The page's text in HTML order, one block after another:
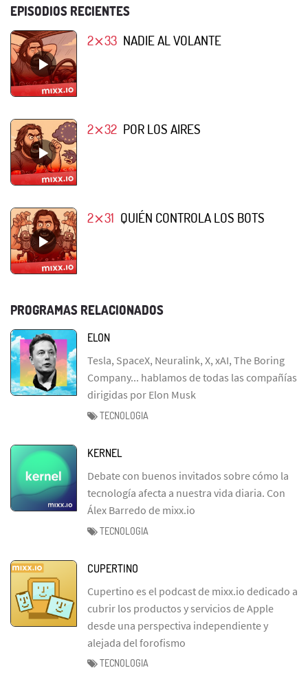
EPISODIOS RECIENTES
2⨯33 NADIE AL VOLANTE
2⨯32 POR LOS AIRES
2⨯31 QUIÉN CONTROLA LOS BOTS
PROGRAMAS RELACIONADOS
ELON
Tesla, SpaceX, Neuralink, X, xAI, The Boring
Company... hablamos de todas las compañías
dirigidas por Elon Musk
TECNOLOGIA
KERNEL
Debate con buenos invitados sobre cómo la
tecnología afecta a nuestra vida diaria. Con
Álex Barredo de mixx.io
TECNOLOGIA
CUPERTINO
Cupertino es el podcast de mixx.io dedicado a
cubrir los productos y servicios de Apple
desde una perspectiva independiente y
alejada del forofismo
TECNOLOGIA